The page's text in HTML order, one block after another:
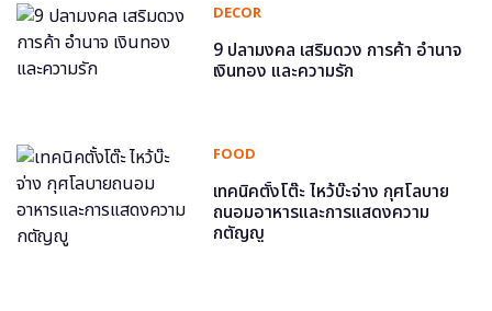
DECOR
9 ปลามงคล เสริมดวง การค้า อำนาจ
เงินทอง และความรัก
FOOD
เทคนิคตั้งโต๊ะ ไหว้บ๊ะจ่าง กุศโลบาย
ถนอมอาหารและการแสดงความ
กตัญญู